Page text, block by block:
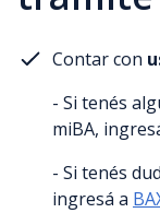
Contar con
- Si tenés
miBA,
- Si tenés
ingresá a